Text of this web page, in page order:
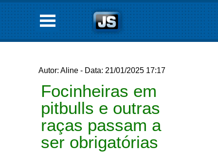
Autor: Aline - Data: 21/01/2025 17:17
Focinheiras em
pitbulls e outras
raças passam a
ser obrigatórias